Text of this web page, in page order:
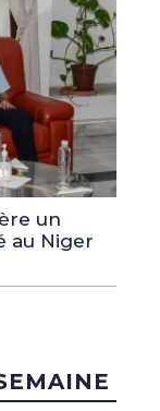
un
au Niger